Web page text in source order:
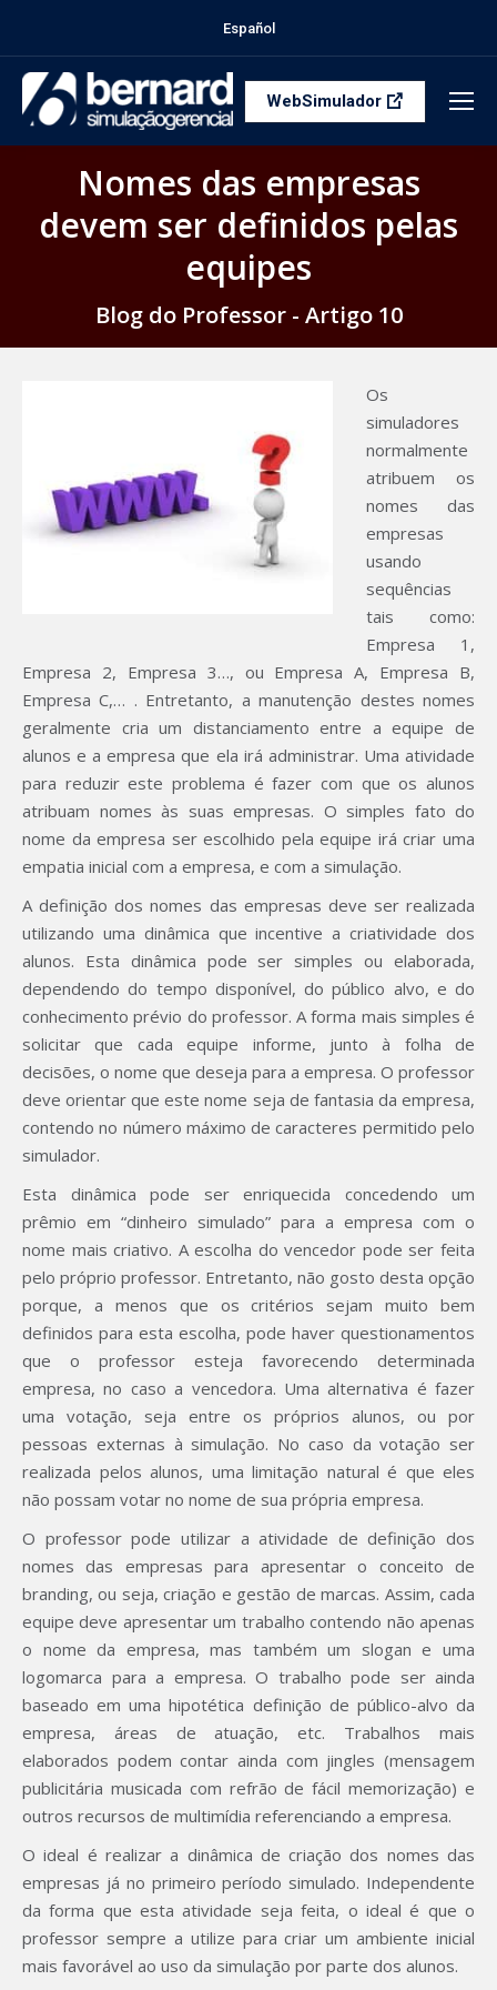
Español
WebSimulador
Nomes das empresas
devem ser definidos pelas
equipes
Blog do Professor - Artigo 10
Os
simuladores
normalmente
atribuem os
nomes das
empresas
usando
sequências
tais como:
Empresa 1,
Empresa 2, Empresa 3…, ou Empresa A, Empresa B,
Empresa C,… . Entretanto, a manutenção destes nomes
geralmente cria um distanciamento entre a equipe de
alunos e a empresa que ela irá administrar. Uma atividade
para reduzir este problema é fazer com que os alunos
atribuam nomes às suas empresas. O simples fato do
nome da empresa ser escolhido pela equipe irá criar uma
empatia inicial com a empresa, e com a simulação.
A definição dos nomes das empresas deve ser realizada
utilizando uma dinâmica que incentive a criatividade dos
alunos. Esta dinâmica pode ser simples ou elaborada,
dependendo do tempo disponível, do público alvo, e do
conhecimento prévio do professor. A forma mais simples é
solicitar que cada equipe informe, junto à folha de
decisões, o nome que deseja para a empresa. O professor
deve orientar que este nome seja de fantasia da empresa,
contendo no número máximo de caracteres permitido pelo
simulador.
Esta dinâmica pode ser enriquecida concedendo um
prêmio em “dinheiro simulado” para a empresa com o
nome mais criativo. A escolha do vencedor pode ser feita
pelo próprio professor. Entretanto, não gosto desta opção
porque, a menos que os critérios sejam muito bem
definidos para esta escolha, pode haver questionamentos
que o professor esteja favorecendo determinada
empresa, no caso a vencedora. Uma alternativa é fazer
uma votação, seja entre os próprios alunos, ou por
pessoas externas à simulação. No caso da votação ser
realizada pelos alunos, uma limitação natural é que eles
não possam votar no nome de sua própria empresa.
O professor pode utilizar a atividade de definição dos
nomes das empresas para apresentar o conceito de
branding, ou seja, criação e gestão de marcas. Assim, cada
equipe deve apresentar um trabalho contendo não apenas
o nome da empresa, mas também um slogan e uma
logomarca para a empresa. O trabalho pode ser ainda
baseado em uma hipotética definição de público-alvo da
empresa, áreas de atuação, etc. Trabalhos mais
elaborados podem contar ainda com jingles (mensagem
publicitária musicada com refrão de fácil memorização) e
outros recursos de multimídia referenciando a empresa.
O ideal é realizar a dinâmica de criação dos nomes das
empresas já no primeiro período simulado. Independente
da forma que esta atividade seja feita, o ideal é que o
professor sempre a utilize para criar um ambiente inicial
mais favorável ao uso da simulação por parte dos alunos.